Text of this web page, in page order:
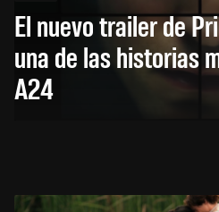
El nuevo trailer de
una de las historias
A24